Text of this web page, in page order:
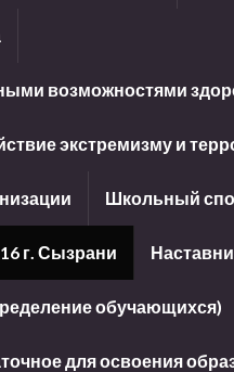
возможностями
экстремизму и
Школьный
г. Сызрани
обучающихся)
для освоения